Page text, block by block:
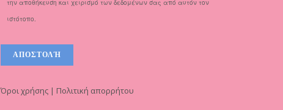
την αποθήκευση και χειρισμό των δεδομένων σας από αυτόν τον
ιστότοπο.
Όροι χρήσης | Πολιτική απορρήτου